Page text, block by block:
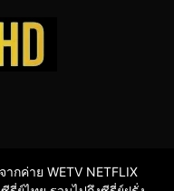
กค่าย WETV NETFLIX